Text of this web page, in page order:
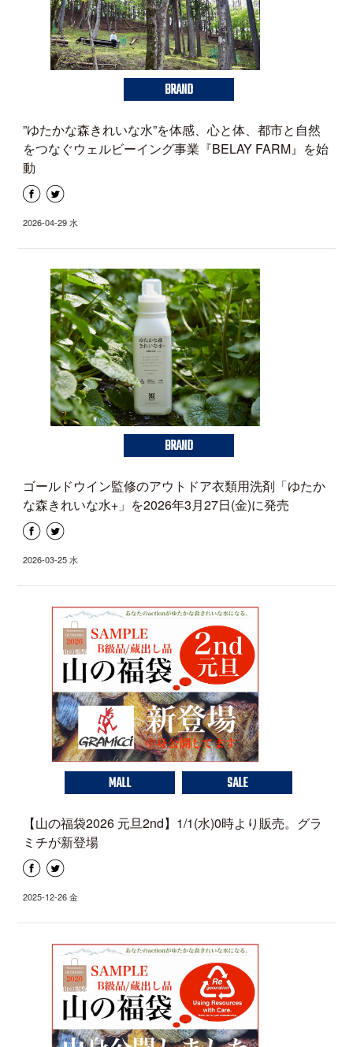
BRAND
”ゆたかな森きれいな水”を体感、心と体、都市と自然
をつなぐウェルビーイング事業『BELAY FARM』を始
動
2026-04-29 水
BRAND
ゴールドウイン監修のアウトドア衣類用洗剤「ゆたか
な森きれいな水+」を2026年3月27日(金)に発売
2026-03-25 水
MALL SALE
【山の福袋2026 元旦2nd】1/1(水)0時より販売。グラ
ミチが新登場
2025-12-26 金